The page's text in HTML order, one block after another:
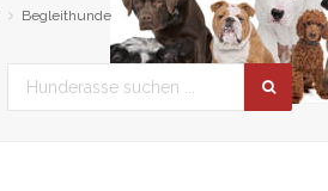
Begleithunde